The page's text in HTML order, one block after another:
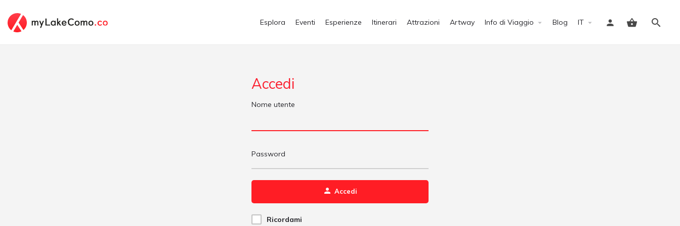
Esplora Eventi Esperienze Itinerari Attrazioni Artway Info di Viaggio Blog IT
Accedi
Accedi
Nome utente
Password
Accedi
Ricordami